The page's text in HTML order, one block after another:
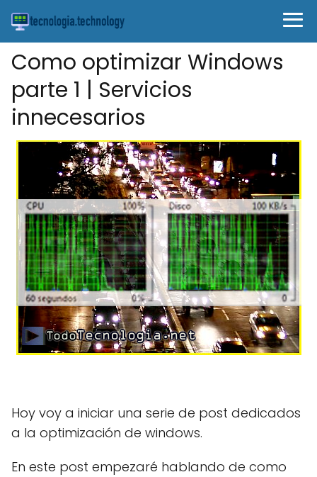
Como optimizar Windows
parte 1 | Servicios
innecesarios
Hoy voy a iniciar una serie de post dedicados
a la optimización de windows.
En este post empezaré hablando de como